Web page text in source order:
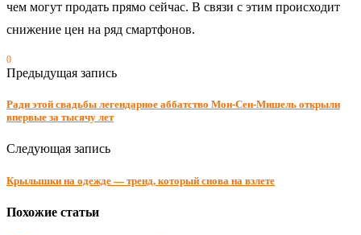
чем могут продать прямо сейчас. В связи с этим происходит
снижение цен на ряд смартфонов.
0
Предыдущая запись
Ради этой свадьбы легендарное аббатство Мон-Сен-Мишель открыли
впервые за тысячу лет
Следующая запись
Крылышки на одежде — тренд, который снова на взлете
Похожие статьи